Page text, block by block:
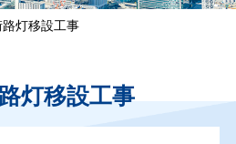
灯移設工事
灯移設工事